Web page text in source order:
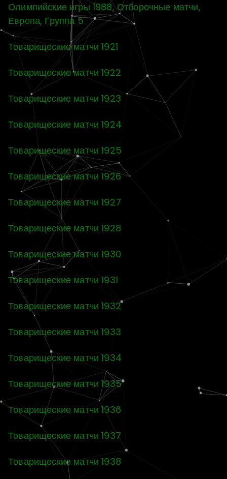
Олимпийские игры 1988, Отборочные матчи,
Европа, Группа 5
Товарищеские матчи 1921
Товарищеские матчи 1922
Товарищеские матчи 1923
Товарищеские матчи 1924
Товарищеские матчи 1925
Товарищеские матчи 1926
Товарищеские матчи 1927
Товарищеские матчи 1928
Товарищеские матчи 1930
Товарищеские матчи 1931
Товарищеские матчи 1932
Товарищеские матчи 1933
Товарищеские матчи 1934
Товарищеские матчи 1935
Товарищеские матчи 1936
Товарищеские матчи 1937
Товарищеские матчи 1938